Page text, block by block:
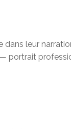
leur
portrait